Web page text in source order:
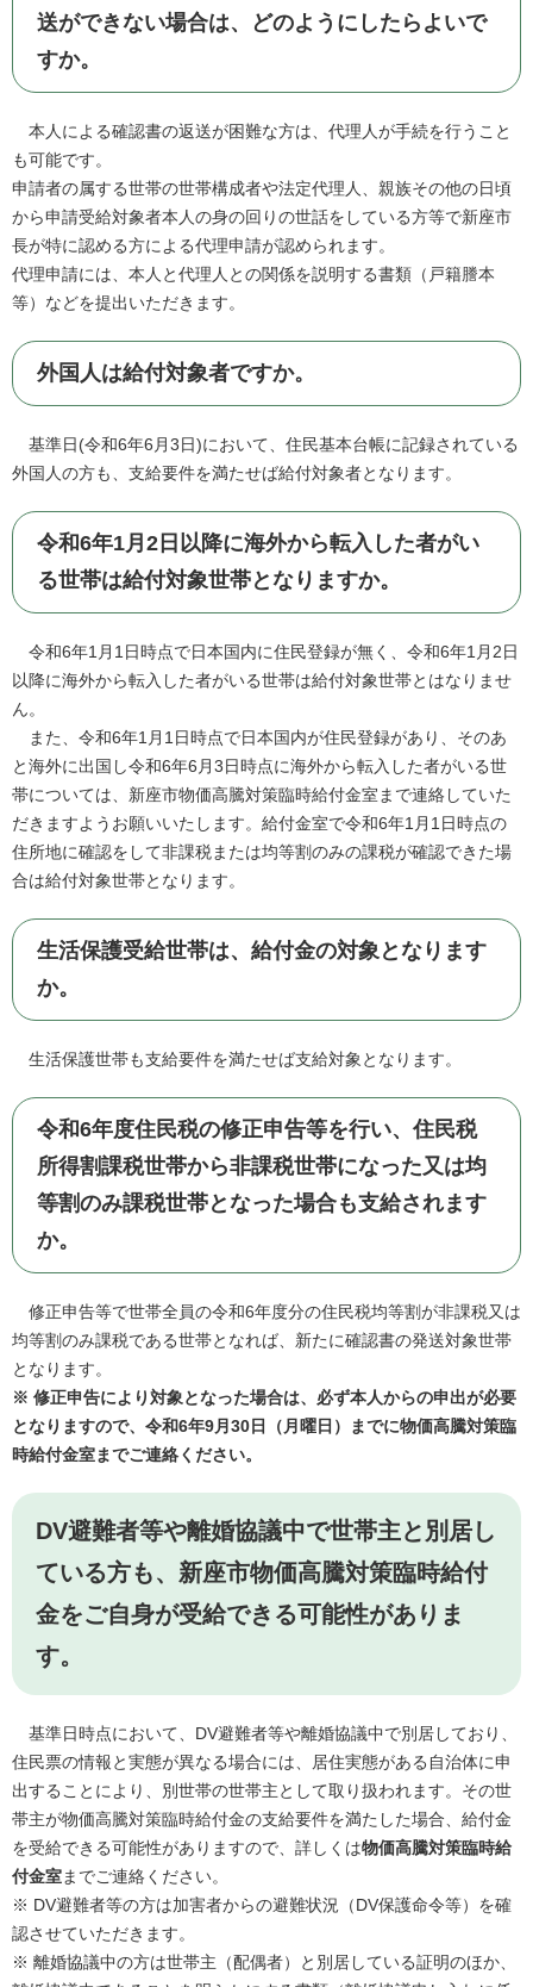
送ができない場合は、どのようにしたらよいで
すか。
本人による確認書の返送が困難な方は、代理人が手続を行うこと
も可能です。
申請者の属する世帯の世帯構成者や法定代理人、親族その他の日頃
から申請受給対象者本人の身の回りの世話をしている方等で新座市
長が特に認める方による代理申請が認められます。
代理申請には、本人と代理人との関係を説明する書類（戸籍謄本
等）などを提出いただきます。
外国人は給付対象者ですか。
基準日(令和6年6月3日)において、住民基本台帳に記録されている
外国人の方も、支給要件を満たせば給付対象者となります。
令和6年1月2日以降に海外から転入した者がい
る世帯は給付対象世帯となりますか。
令和6年1月1日時点で日本国内に住民登録が無く、令和6年1月2日
以降に海外から転入した者がいる世帯は給付対象世帯とはなりませ
ん。
また、令和6年1月1日時点で日本国内が住民登録があり、そのあ
と海外に出国し令和6年6月3日時点に海外から転入した者がいる世
帯については、新座市物価高騰対策臨時給付金室まで連絡していた
だきますようお願いいたします。給付金室で令和6年1月1日時点の
住所地に確認をして非課税または均等割のみの課税が確認できた場
合は給付対象世帯となります。
生活保護受給世帯は、給付金の対象となります
か。
生活保護世帯も支給要件を満たせば支給対象となります。
令和6年度住民税の修正申告等を行い、住民税
所得割課税世帯から非課税世帯になった又は均
等割のみ課税世帯となった場合も支給されます
か。
修正申告等で世帯全員の令和6年度分の住民税均等割が非課税又は
均等割のみ課税である世帯​となれば、新たに確認書の発送対象世帯
となります。
※ 修正申告により対象となった場合は、必ず本人からの申出が必要
となりますので、令和6年9月30日（月曜日）までに物価高騰対策臨
時給付金室までご連絡ください。
DV避難者等や離婚協議中で世帯主と別居し
ている方も、新座市物価高騰対策臨時給付
金をご自身が受給できる可能性がありま
す。
基準日時点において、DV避難者等や離婚協議中で別居しており、
住民票の情報と実態が異なる場合には、居住実態がある自治体に申
出することにより、別世帯の世帯主として取り扱われます。その世
帯主が物価高騰対策臨時給付金の支給要件を満たした場合、給付金
を受給できる可能性がありますので、詳しくは物価高騰対策臨時給
付金室までご連絡ください。
※ DV避難者等の方は加害者からの避難状況（DV保護命令等）を確
認させていただきます。
※ 離婚協議中の方は世帯主（配偶者）と別居している証明のほか、